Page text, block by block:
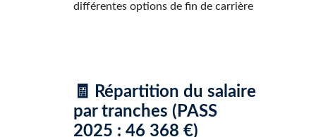
différentes options de fin de carrière
🧾 Répartition du salaire
par tranches (PASS
2025 : 46 368 €)